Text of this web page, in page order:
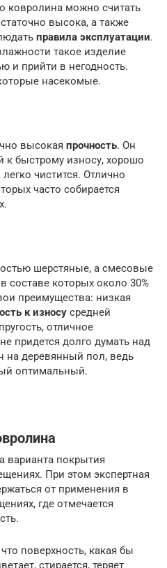
ковролина можно считать
высока, а также
правила эксплуатации.
такое изделие
и прийти в негодность.
насекомые.
высокая прочность. Он
к быстрому износу, хорошо
чистится. Отлично
часто собирается
шерстяные, а смесовые
составе которых около 30%
преимущества: низкая
к износу средней
отличное
придется долго думать над
на деревянный пол, ведь
оптимальный.
варианта покрытия
При этом экспертная
от применения в
где отмечается
поверхность, какая бы
стирается, теряет